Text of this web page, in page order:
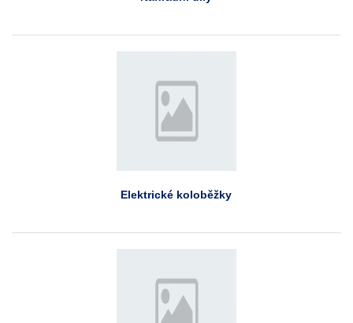
Elektrické koloběžky